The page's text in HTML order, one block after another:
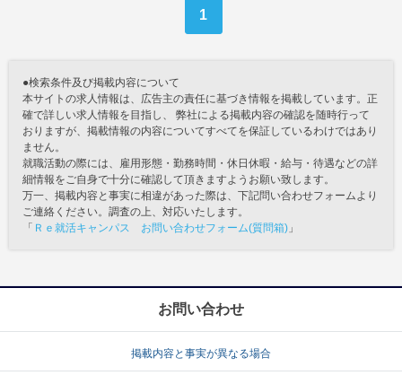
1
●検索条件及び掲載内容について
本サイトの求人情報は、広告主の責任に基づき情報を掲載しています。正
確で詳しい求人情報を目指し、 弊社による掲載内容の確認を随時行って
おりますが、掲載情報の内容についてすべてを保証しているわけではあり
ません。
就職活動の際には、雇用形態・勤務時間・休日休暇・給与・待遇などの詳
細情報をご自身で十分に確認して頂きますようお願い致します。
万一、掲載内容と事実に相違があった際は、下記問い合わせフォームより
ご連絡ください。調査の上、対応いたします。
「 Ｒｅ就活キャンパス お問い合わせフォーム(質問箱) 」
お問い合わせ
掲載内容と事実が異なる場合